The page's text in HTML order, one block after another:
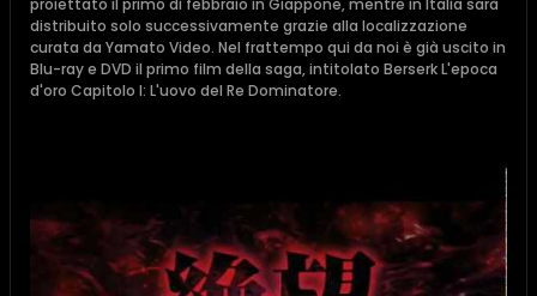
proiettato il primo di febbraio in Giappone, mentre in Italia sarà
distribuito solo successivamente grazie alla localizzazione
curata da Yamato Video. Nel frattempo qui da noi è già uscito in
Blu-ray e DVD il primo film della saga, intitolato Berserk L'epoca
d'oro Capitolo I: L'uovo del Re Dominatore.